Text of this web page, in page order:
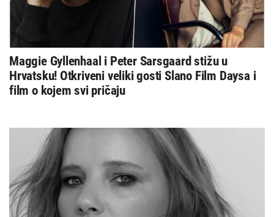
Maggie Gyllenhaal i Peter Sarsgaard stižu u
Hrvatsku! Otkriveni veliki gosti Slano Film Daysa i
film o kojem svi pričaju